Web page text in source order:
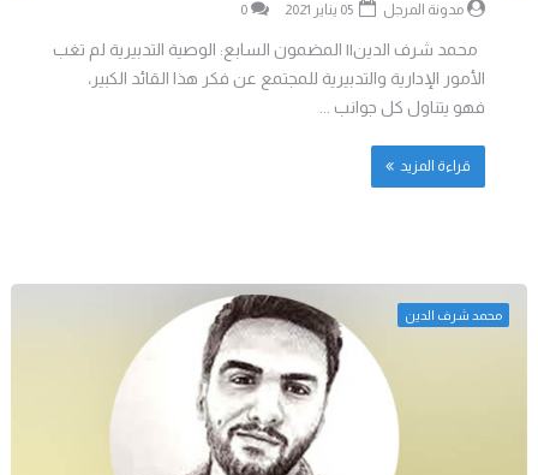
مدونة المرجل 0
محمد شرف الدين|| المضمون السابع: الوصية التدبيرية لم تغب
الأمور الإدارية والتدبيرية للمجتمع عن فكر هذا القائد الكبير،
فهو يتناول كل جوانب ...
قراءة المزيد
محمد شرف الدين